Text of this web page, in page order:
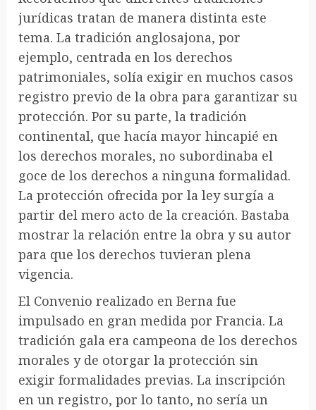
jurídicas tratan de manera distinta este
tema. La tradición anglosajona, por
ejemplo, centrada en los derechos
patrimoniales, solía exigir en muchos casos
registro previo de la obra para garantizar su
protección. Por su parte, la tradición
continental, que hacía mayor hincapié en
los derechos morales, no subordinaba el
goce de los derechos a ninguna formalidad.
La protección ofrecida por la ley surgía a
partir del mero acto de la creación. Bastaba
mostrar la relación entre la obra y su autor
para que los derechos tuvieran plena
vigencia.
El Convenio realizado en Berna fue
impulsado en gran medida por Francia. La
tradición gala era campeona de los derechos
morales y de otorgar la protección sin
exigir formalidades previas. La inscripción
en un registro, por lo tanto, no sería un